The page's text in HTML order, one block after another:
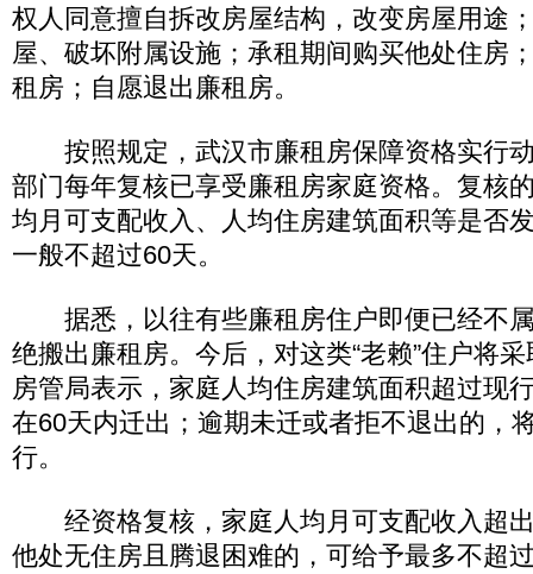
权人同意擅自拆改房屋结构，改变房屋用途
屋、破坏附属设施；承租期间购买他处住房
租房；自愿退出廉租房。
按照规定，武汉市廉租房保障资格实行
部门每年复核已享受廉租房家庭资格。复核
均月可支配收入、人均住房建筑面积等是否
一般不超过60天。
据悉，以往有些廉租房住户即便已经不
绝搬出廉租房。今后，对这类“老赖”住户将
房管局表示，家庭人均住房建筑面积超过现
在60天内迁出；逾期未迁或者拒不退出的，
行。
经资格复核，家庭人均月可支配收入超
他处无住房且腾退困难的，可给予最多不超